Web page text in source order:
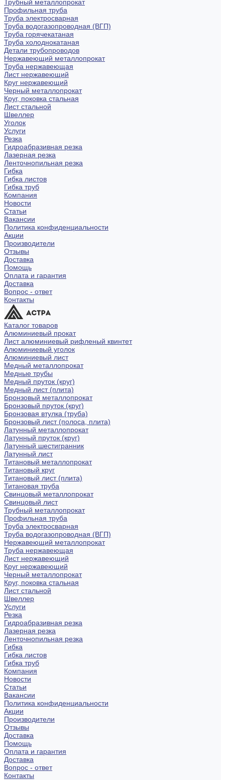
Трубный металлопрокат
Профильная труба
Труба электросварная
Труба водогазопроводная (ВГП)
Труба горячекатаная
Труба холоднокатаная
Детали трубопроводов
Нержавеющий металлопрокат
Труба нержавеющая
Лист нержавеющий
Круг нержавеющий
Черный металлопрокат
Круг, поковка стальная
Лист стальной
Швеллер
Уголок
Услуги
Резка
Гидроабразивная резка
Лазерная резка
Ленточнопильная резка
Гибка
Гибка листов
Гибка труб
Компания
Новости
Статьи
Вакансии
Политика конфиденциальности
Акции
Производители
Отзывы
Доставка
Помощь
Оплата и гарантия
Доставка
Вопрос - ответ
Контакты
Каталог товаров
Алюминиевый прокат
Лист алюминиевый рифленый квинтет
Алюминиевый уголок
Алюминиевый лист
Медный металлопрокат
Медные трубы
Медный пруток (круг)
Медный лист (плита)
Бронзовый металлопрокат
Бронзовый пруток (круг)
Бронзовая втулка (труба)
Бронзовый лист (полоса, плита)
Латунный металлопрокат
Латунный пруток (круг)
Латунный шестигранник
Латунный лист
Титановый металлопрокат
Титановый круг
Титановый лист (плита)
Титановая труба
Свинцовый металлопрокат
Свинцовый лист
Трубный металлопрокат
Профильная труба
Труба электросварная
Труба водогазопроводная (ВГП)
Нержавеющий металлопрокат
Труба нержавеющая
Лист нержавеющий
Круг нержавеющий
Черный металлопрокат
Круг, поковка стальная
Лист стальной
Швеллер
Услуги
Резка
Гидроабразивная резка
Лазерная резка
Ленточнопильная резка
Гибка
Гибка листов
Гибка труб
Компания
Новости
Статьи
Вакансии
Политика конфиденциальности
Акции
Производители
Отзывы
Доставка
Помощь
Оплата и гарантия
Доставка
Вопрос - ответ
Контакты